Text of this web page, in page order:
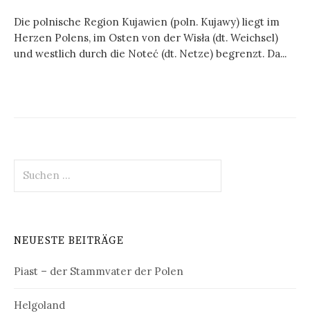
Die polnische Region Kujawien (poln. Kujawy) liegt im
Herzen Polens, im Osten von der Wisła (dt. Weichsel)
und westlich durch die Noteć (dt. Netze) begrenzt. Da...
nach:
NEUESTE BEITRÄGE
Piast – der Stammvater der Polen
Helgoland